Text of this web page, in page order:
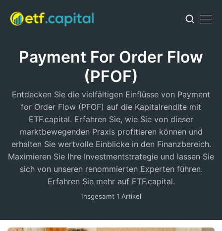
Payment For Order Flow
(PFOF)
Entdecken Sie die vielfältigen Einflüsse von Payment
for Order Flow (PFOF) auf die Kapitalrendite mit
ETF.capital. Erfahren Sie, wie Sie von dieser
marktbewegenden Praxis profitieren können und
erhalten Sie wertvolle Einblicke in den Finanzbereich.
Maximieren Sie Ihre Investmentstrategie und lassen Sie
sich von unseren renommierten Experten führen.
Erfahren Sie mehr auf ETF.capital.
Insgesamt 1 Artikel